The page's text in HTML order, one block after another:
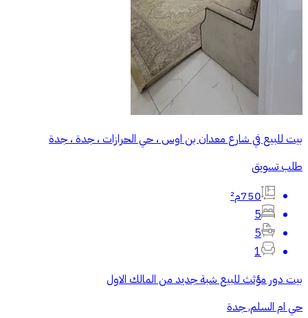
بيت للبيع في شارع معدان بن اوس ، حي الحرازات ، جدة ، جدة
طلب تسويق
750م²
5
5
1
بيت دور مؤثث للبيع شبة جديد من المالك الاول
حي ام السلم, جدة